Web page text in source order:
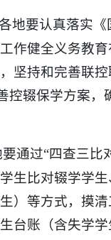
地要认真落实
作健全义务教
坚持和完善联
控辍保学方案
通过“四查三比
生比对辍学学
）等方式，摸
台账（含失学